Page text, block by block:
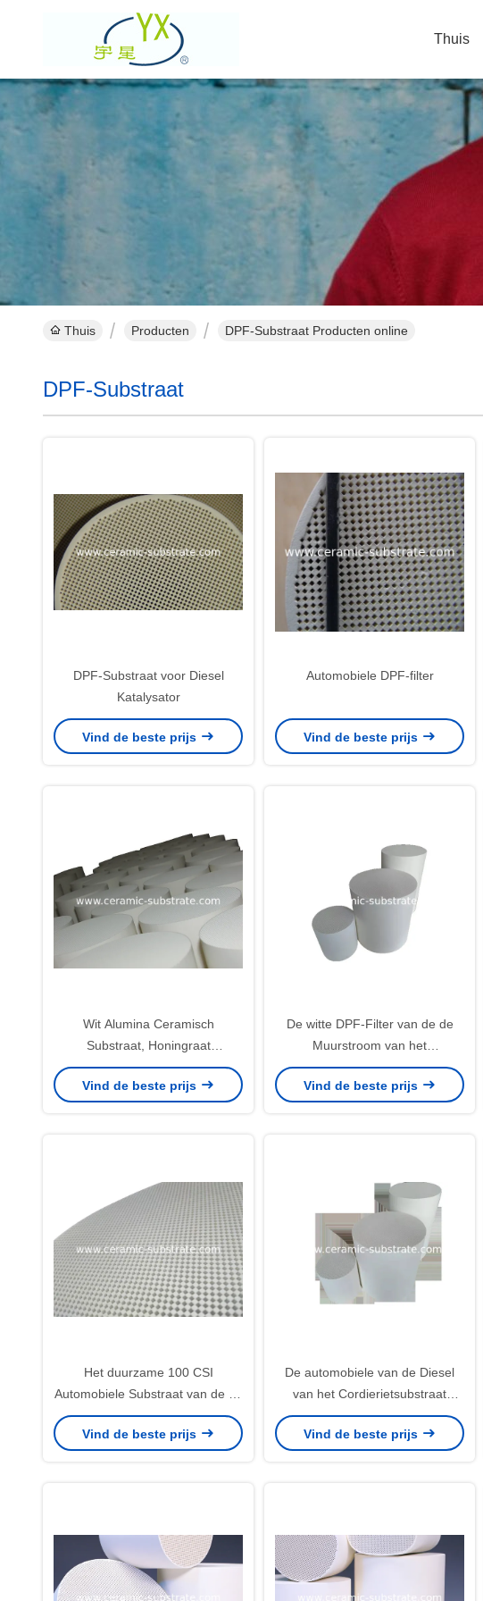
Thuis
Thuis Producten DPF-Substraat Producten online
DPF-Substraat
DPF-Substraat voor Diesel
Katalysator
Vind de beste prijs
Automobiele DPF-filter
Vind de beste prijs
Wit Alumina Ceramisch
Substraat, Honingraat
Ceramische Filter voor
Auto/Motorfiets
Vind de beste prijs
De witte DPF-Filter van de de
Muurstroom van het
Substraatcordieriet met Hoge
Filtratieefficiency
Vind de beste prijs
Het duurzame 100 CSI
Automobiele Substraat van de de
Stroomfilter van de Cordieriet
Ceramische DPF Muur
Vind de beste prijs
De automobiele van de Diesel
van het Cordierietsubstraat
Corpusculaire Weerstand Filters
Thermische Schok
Vind de beste prijs